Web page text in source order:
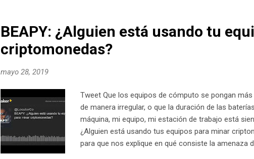
BEAPY: ¿Alguien está usando tu
criptomonedas?
mayo 28, 2019
Tweet Que los equipos de cómputo se pongan
de manera irregular, o que la duración de las
máquina, mi equipo, mi estación de trabajo está
¿Alguien está usando tus equipos para minar
para que nos explique en qué consiste la amenaza